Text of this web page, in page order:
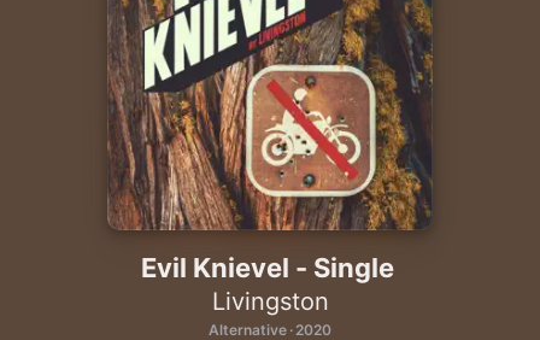
Radio
Apple Music installieren
Evil Knievel - Single
Livingston
Alternative · 2020